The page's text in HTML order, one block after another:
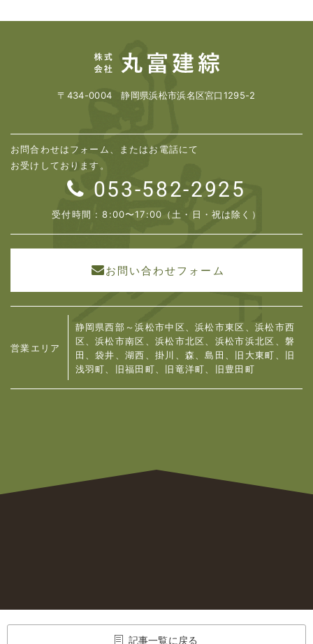
〒434-0004 静岡県浜松市浜名区宮口1295-2
お問合わせはフォーム、またはお電話にて
お受けしております。
053-582-2925
受付時間 : 8:00〜17:00（土・日・祝は除く）
お問い合わせフォーム
営業エリア
静岡県西部～浜松市中区、浜松市東区、浜松市西
区、浜松市南区、浜松市北区、浜松市浜北区、 磐
田、袋井、湖西、掛川、森、島田、旧大東町、旧
浅羽町、旧福田町、旧竜洋町、旧豊田町
記事一覧に戻る